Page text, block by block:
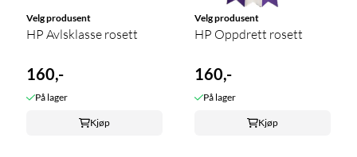
Velg produsent
HP Avlsklasse rosett
160,-
På lager
Kjøp
Velg produsent
HP Oppdrett rosett
160,-
På lager
Kjøp